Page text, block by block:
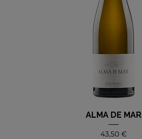
ALMA DE MAR
Precio
43,50 €